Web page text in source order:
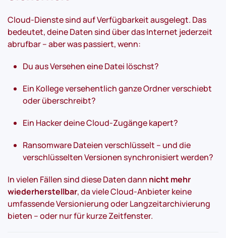
Cloud-Dienste sind auf Verfügbarkeit ausgelegt. Das
bedeutet, deine Daten sind über das Internet jederzeit
abrufbar – aber was passiert, wenn:
Du aus Versehen eine Datei löschst?
Ein Kollege versehentlich ganze Ordner verschiebt
oder überschreibt?
Ein Hacker deine Cloud-Zugänge kapert?
Ransomware Dateien verschlüsselt – und die
verschlüsselten Versionen synchronisiert werden?
In vielen Fällen sind diese Daten dann nicht mehr
wiederherstellbar, da viele Cloud-Anbieter keine
umfassende Versionierung oder Langzeitarchivierung
bieten – oder nur für kurze Zeitfenster.